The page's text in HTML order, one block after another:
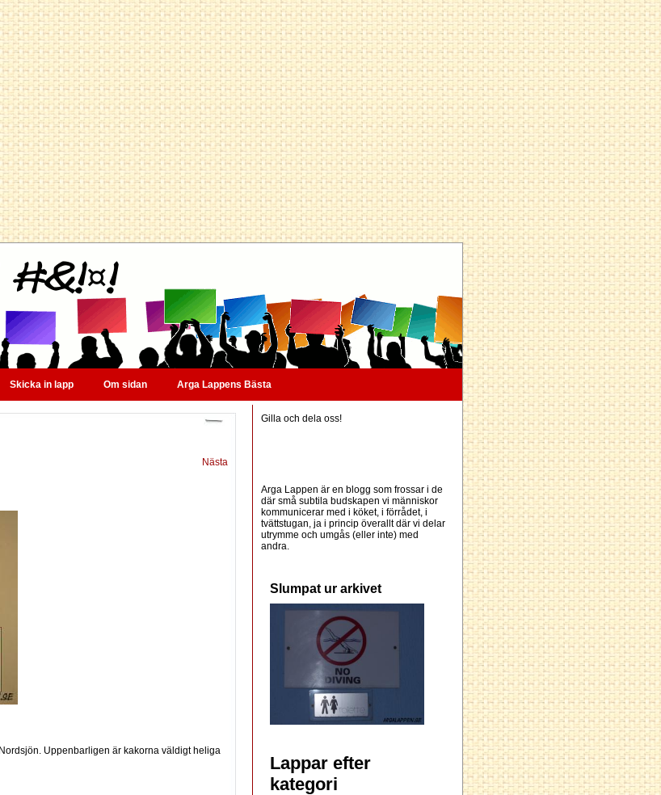
Skicka in lapp Om sidan Arga Lappens Bästa
Nästa
Uppenbarligen är kakorna väldigt heliga
Gilla och dela oss!
Arga Lappen är en blogg som frossar i de
där små subtila budskapen vi människor
kommunicerar med i köket, i förrådet, i
tvättstugan, ja i princip överallt där vi delar
utrymme och umgås (eller inte) med
andra.
Slumpat ur arkivet
Lappar efter
kategori